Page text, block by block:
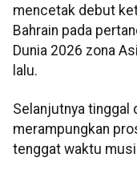
mencetak debut
Bahrain pada
Dunia 2026 zona
lalu.
Selanjutnya tinggal
merampungkan
tenggat waktu